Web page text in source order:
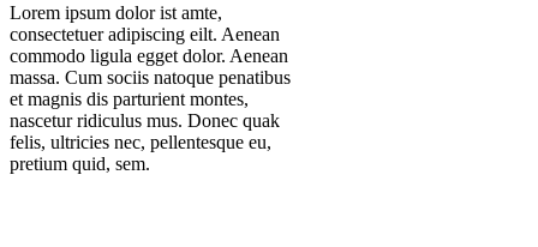
Lorem ipsum dolor ist amte,
consectetuer adipiscing eilt. Aenean
commodo ligula egget dolor. Aenean
massa. Cum sociis natoque penatibus
et magnis dis parturient montes,
nascetur ridiculus mus. Donec quak
felis, ultricies nec, pellentesque eu,
pretium quid, sem.